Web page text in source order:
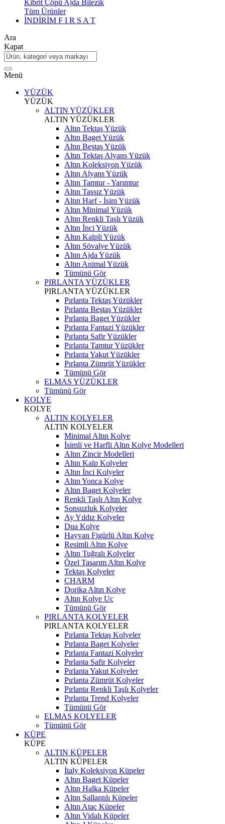
Kibrit Çöpü Ajda Bilezik
Tüm Ürünler
İNDİRİM F I R S A T
Ara
Kapat
Menü
YÜZÜK
YÜZÜK
ALTIN YÜZÜKLER
ALTIN YÜZÜKLER
Altın Tektaş Yüzük
Altın Baget Yüzük
Altın Beştaş Yüzük
Altın Tektaş Alyans Yüzük
Altın Koleksiyon Yüzük
Altın Alyans Yüzük
Altın Tamtur - Yarımtur
Altın Taşsız Yüzük
Altın Harf - İsim Yüzük
Altın Minimal Yüzük
Altın Renkli Taşlı Yüzük
Altın İnci Yüzük
Altın Kalpli Yüzük
Altın Şövalye Yüzük
Altın Ajda Yüzük
Altın Animal Yüzük
Tümünü Gör
PIRLANTA YÜZÜKLER
PIRLANTA YÜZÜKLER
Pırlanta Tektaş Yüzükler
Pırlanta Beştaş Yüzükler
Pırlanta Baget Yüzükler
Pırlanta Fantazi Yüzükler
Pırlanta Safir Yüzükler
Pırlanta Tamtur Yüzükler
Pırlanta Yakut Yüzükler
Pırlanta Zümrüt Yüzükler
Tümünü Gör
ELMAS YÜZÜKLER
Tümünü Gör
KOLYE
KOLYE
ALTIN KOLYELER
ALTIN KOLYELER
Minimal Altın Kolye
İsimli ve Harfli Altın Kolye Modelleri
Altın Zincir Modelleri
Altın Kalp Kolyeler
Altın İnci Kolyeler
Altın Yonca Kolye
Altın Baget Kolyeler
Renkli Taşlı Altın Kolye
Sonsuzluk Kolyeler
Ay Yıldız Kolyeler
Dua Kolye
Hayvan Figürlü Altın Kolye
Resimli Altın Kolye
Altın Tuğralı Kolyeler
Özel Tasarım Altın Kolye
Tektaş Kolyeler
CHARM
Dorika Altın Kolye
Altın Kolye Uç
Tümünü Gör
PIRLANTA KOLYELER
PIRLANTA KOLYELER
Pırlanta Tektaş Kolyeler
Pırlanta Baget Kolyeler
Pırlanta Fantazi Kolyeler
Pırlanta Safir Kolyeler
Pırlanta Yakut Kolyeler
Pırlanta Zümrüt Kolyeler
Pırlanta Renkli Taşlı Kolyeler
Pırlanta Trend Kolyeler
Tümünü Gör
ELMAS KOLYELER
Tümünü Gör
KÜPE
KÜPE
ALTIN KÜPELER
ALTIN KÜPELER
İtaly Koleksiyon Küpeler
Altın Baget Küpeler
Altın Halka Küpeler
Altın Sallantılı Küpeler
Altın Ataç Küpeler
Altın Vidalı Küpeler